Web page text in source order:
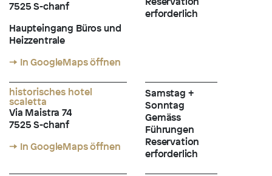
7525 S-chanf
Haupteingang Büros und
Heizzentrale
→ In GoogleMaps öffnen
erforderlich
historisches hotel
scaletta
Via Maistra 74
7525 S-chanf
→ In GoogleMaps öffnen
Samstag +
Sonntag
Gemäss
Führungen
Reservation
erforderlich